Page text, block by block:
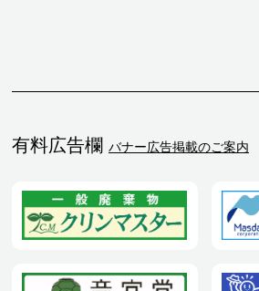
有料広告欄 バナー広告掲載のご案内